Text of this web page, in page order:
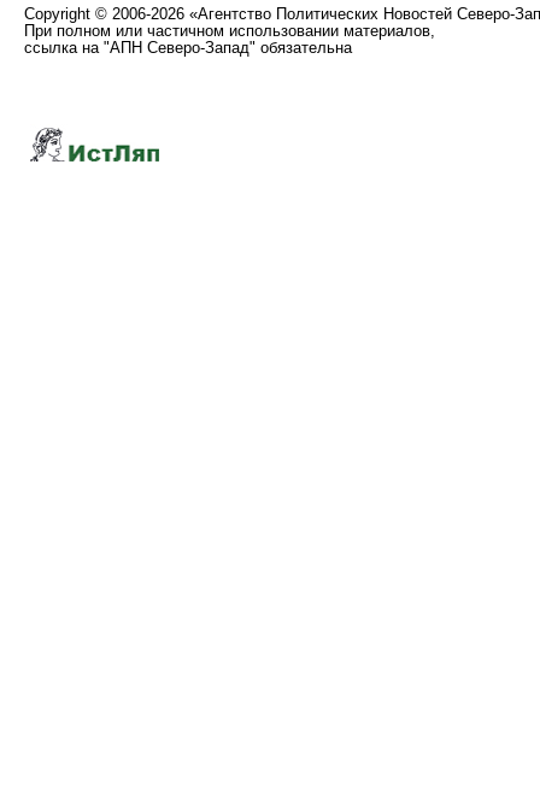
Copyright © 2006-2026 «Агентство Политических Новостей Северо-
При полном или частичном использовании материалов,
ссылка на "АПН Северо-Запад" обязательна